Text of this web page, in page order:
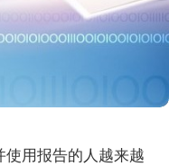
用报告的人越来越